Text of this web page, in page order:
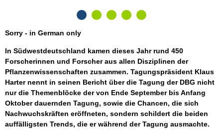
Sorry - in German only
In Südwestdeutschland kamen dieses Jahr rund 450
Forscherinnen und Forscher aus allen Disziplinen der
Pflanzenwissenschaften zusammen. Tagungspräsident Klaus
Harter nennt in seinen Bericht über die Tagung der DBG nicht
nur die Themenblöcke der von Ende September bis Anfang
Oktober dauernden Tagung, sowie die Chancen, die sich
Nachwuchskräften eröffneten, sondern schildert die beiden
auffälligsten Trends, die er während der Tagung ausmachte.